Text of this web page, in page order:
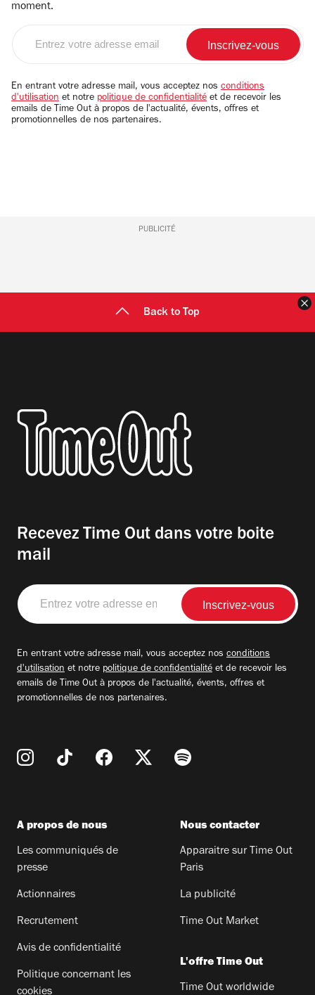
moment.
email
En entrant votre adresse mail, vous acceptez nos conditions
d'utilisation et notre politique de confidentialité et de recevoir les
emails de Time Out à propos de l'actualité, évents, offres et
promotionnelles de nos partenaires.
PUBLICITÉ
Back to Top
Recevez Time Out dans votre boite
mail
Entrez
votre
adresse
En entrant votre adresse mail, vous acceptez nos conditions
d'utilisation et notre politique de confidentialité et de recevoir les
emails de Time Out à propos de l'actualité, évents, offres et
promotionnelles de nos partenaires.
A propos de nous
Les communiqués de
presse
Actionnaires
Recrutement
Avis de confidentialité
Politique concernant les
cookies
Nous contacter
Apparaitre sur Time Out
Paris
La publicité
Time Out Market
L'offre Time Out
Time Out worldwide